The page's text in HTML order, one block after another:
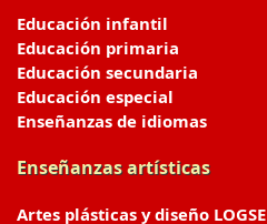
Educación infantil
Educación primaria
Educación secundaria
Educación especial
Enseñanzas de idiomas
Enseñanzas artísticas
Artes plásticas y diseño LOGSE